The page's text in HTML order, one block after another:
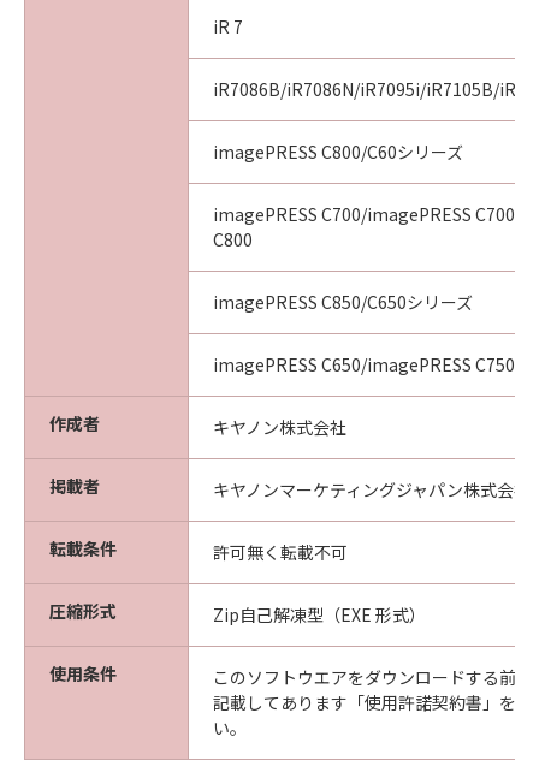
iR 7
iR7086B/iR7086N/iR7095i/iR7105B/
imagePRESS C800/C60シリーズ
imagePRESS C700/imagePRESS C700L/
C800
imagePRESS C850/C650シリーズ
imagePRESS C650/imagePRESS C750/
作成者 キヤノン株式会社
掲載者 キヤノンマーケティングジャパン株式会社
転載条件 許可無く転載不可
圧縮形式 Zip自己解凍型（EXE 形式）
使用条件
このソフトウエアをダウンロードする前
記載してあります「使用許諾契約書」を
い。